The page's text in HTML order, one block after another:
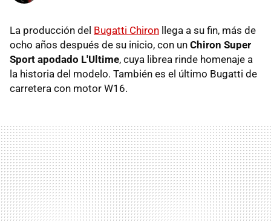
La producción del Bugatti Chiron llega a su fin, más de
ocho años después de su inicio, con un Chiron Super
Sport apodado L'Ultime, cuya librea rinde homenaje a
la historia del modelo. También es el último Bugatti de
carretera con motor W16.